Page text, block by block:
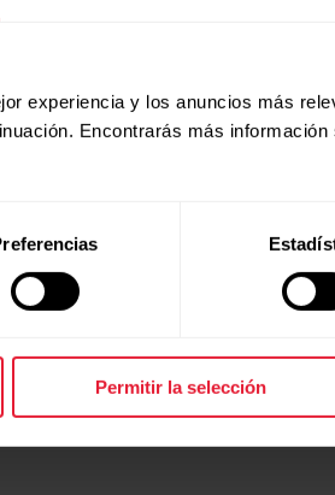
experiencia y los anuncios más
Encontrarás más
Permitir la selección